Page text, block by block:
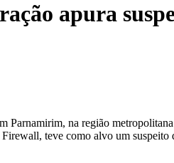
apura
Parnamirim, na região
teve como alvo um